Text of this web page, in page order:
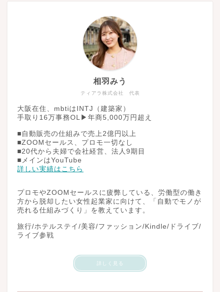
ティアラ株式会社 代表
相羽みう
大阪在住、mbtiはINTJ（建築家）
手取り16万事務OL▶︎年商5,000万円超え
■自動販売の仕組みで売上2億円以上
■ZOOMセールス、プロモ一切なし
■20代から夫婦で会社経営、法人9期目
■メインはYouTube
詳しい実績はこちら
プロモやZOOMセールスに疲弊している、労働型の働き
方から脱却したい女性起業家に向けて、「自動でモノが
売れる仕組みづくり」を教えています。
旅行/ホテルステイ/美容/ファッション/Kindle/ドライブ/
ライブ参戦
詳しく見る